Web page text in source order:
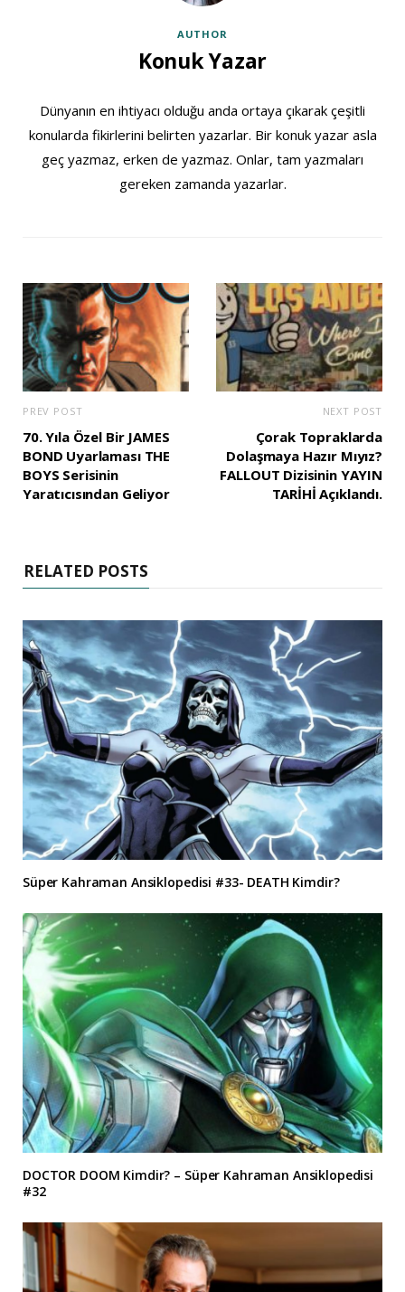
AUTHOR
Konuk Yazar
Dünyanın en ihtiyacı olduğu anda ortaya çıkarak çeşitli
konularda fikirlerini belirten yazarlar. Bir konuk yazar asla
geç yazmaz, erken de yazmaz. Onlar, tam yazmaları
gereken zamanda yazarlar.
PREV POST
70. Yıla Özel Bir JAMES
BOND Uyarlaması THE
BOYS Serisinin
Yaratıcısından Geliyor
NEXT POST
Çorak Topraklarda
Dolaşmaya Hazır Mıyız?
FALLOUT Dizisinin YAYIN
TARİHİ Açıklandı.
RELATED POSTS
Süper Kahraman Ansiklopedisi #33- DEATH Kimdir?
DOCTOR DOOM Kimdir? – Süper Kahraman Ansiklopedisi
#32